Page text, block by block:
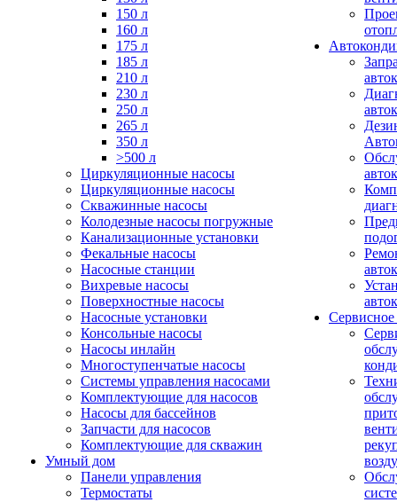
150 л
160 л
175 л
185 л
210 л
230 л
250 л
265 л
350 л
>500 л
Циркуляционные насосы
Циркуляционные насосы
Скважинные насосы
Колодезные насосы погружные
Канализационные установки
Фекальные насосы
Насосные станции
Вихревые насосы
Поверхностные насосы
Насосные установки
Консольные насосы
Насосы инлайн
Многоступенчатые насосы
Системы управления насосами
Комплектующие для насосов
Насосы для бассейнов
Запчасти для насосов
Комплектующие для скважин
Умный дом
Панели управления
Термостаты